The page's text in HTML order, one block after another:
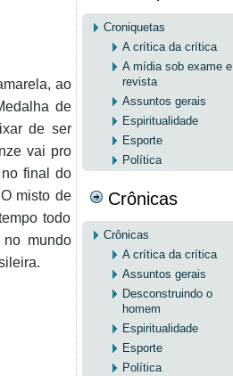
ao
de
de ser
vai pro
final do
misto de
todo
mundo
Croniquetas
A crítica da crítica
A mídia sob exame e
revista
Assuntos gerais
Espiritualidade
Esporte
Política
Crônicas
Crônicas
A crítica da crítica
Assuntos gerais
Desconstruindo o
homem
Espiritualidade
Esporte
Política